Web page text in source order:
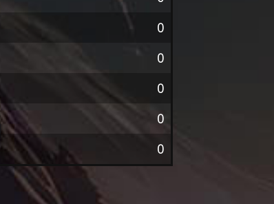
0
0
0
0
0